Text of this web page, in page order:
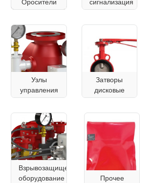
Узлы
управления
Затворы
дисковые
Взрывозащищенное
оборудование
Прочее